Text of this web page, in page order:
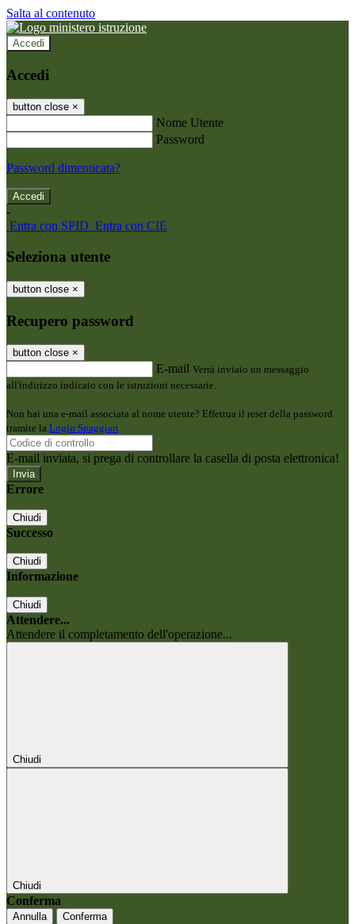
Salta al contenuto
Accedi
Accedi
button close ×
Nome Utente
Password
Password dimenticata?
-
Entra con SPID Entra con CIE
Seleziona utente
button close ×
Recupero password
button close ×
E-mail Verrà inviato un messaggio
all'indirizzo indicato con le istruzioni necessarie.
Non hai una e-mail associata al nome utente? Effettua il reset della password
tramite la Login Spaggiari
E-mail inviata, si prega di controllare la casella di posta elettronica!
Errore
Chiudi
Successo
Chiudi
Informazione
Chiudi
Attendere...
Attendere il completamento dell'operazione...
Chiudi
Chiudi
Conferma
Annulla Conferma